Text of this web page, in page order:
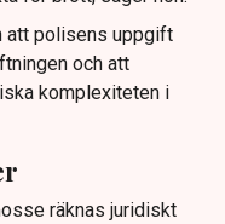
att polisens uppgift
och att
komplexiteten i
räknas juridiskt